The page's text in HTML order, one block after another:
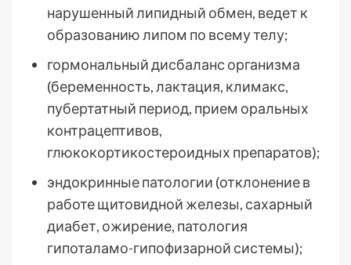
нарушенный липидный обмен, ведет к
образованию липом по всему телу;
гормональный дисбаланс организма
(беременность, лактация, климакс,
пубертатный период, прием оральных
контрацептивов,
глюкокортикостероидных препаратов);
эндокринные патологии (отклонение в
работе щитовидной железы, сахарный
диабет, ожирение, патология
гипоталамо-гипофизарной системы);